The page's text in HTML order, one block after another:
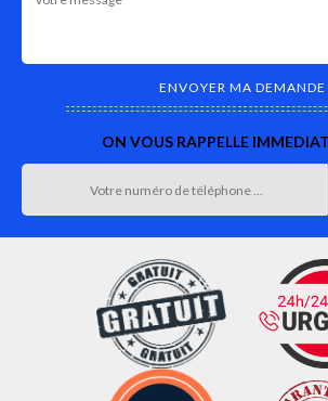
ON VOUS RAPPELLE